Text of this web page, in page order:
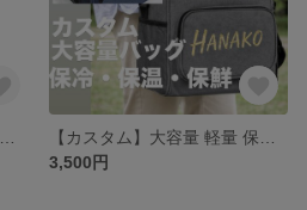
3,500円